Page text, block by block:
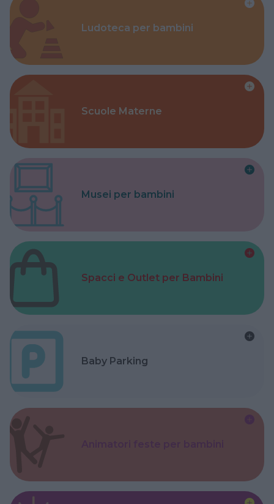
Ludoteca per bambini
Scuole Materne
Musei per bambini
Spacci e Outlet per Bambini
Baby Parking